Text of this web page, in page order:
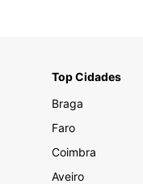
Top Cidades
Braga
Faro
Coimbra
Aveiro